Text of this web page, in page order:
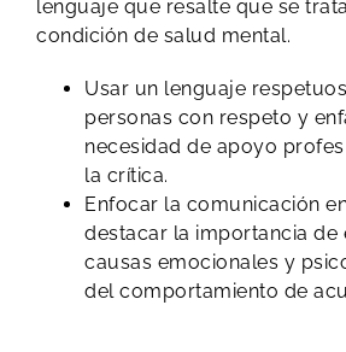
lenguaje que resalte que se
condición de salud mental.
Usar un lenguaje
personas con respeto y
necesidad de apoyo
la crítica.
Enfocar la comunicación
destacar la importancia de
causas emocionales y
del comportamiento de